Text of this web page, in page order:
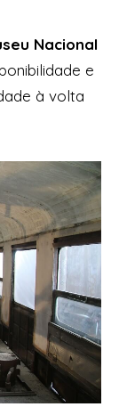
Nacional
e
à volta